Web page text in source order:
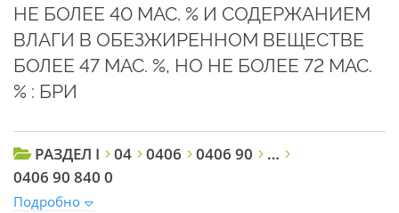
НЕ БОЛЕЕ 40 МАС. % И СОДЕРЖАНИЕМ
ВЛАГИ В ОБЕЗЖИРЕННОМ ВЕЩЕСТВЕ
БОЛЕЕ 47 МАС. %, НО НЕ БОЛЕЕ 72 МАС.
% : БРИ
РАЗДЕЛ I 04 0406 0406 90
…
0406 90 840 0
Подробно